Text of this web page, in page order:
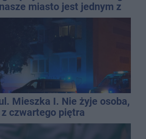
miasto jest jednym z
na upały
Mieszka I. Nie żyje osoba,
czwartego piętra